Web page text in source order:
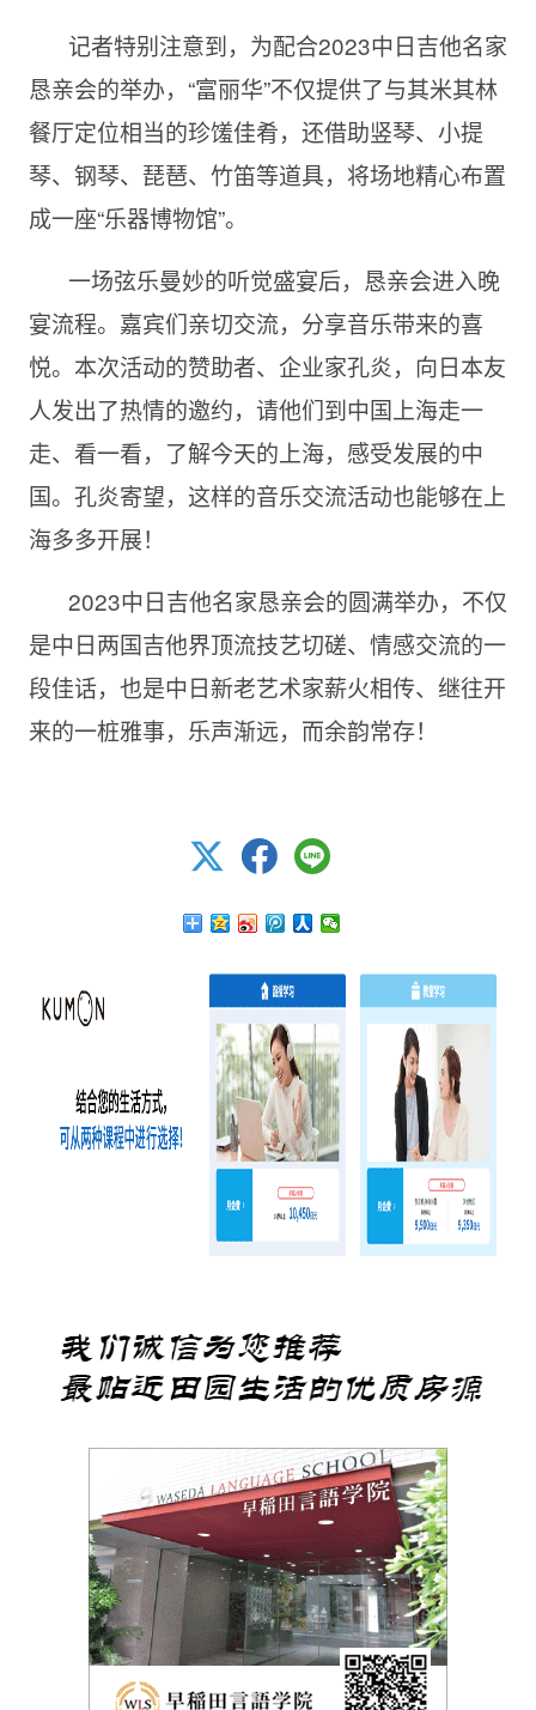
记者特别注意到，为配合2023中日吉他名家
恳亲会的举办，“富丽华”不仅提供了与其米其林
餐厅定位相当的珍馐佳肴，还借助竖琴、小提
琴、钢琴、琵琶、竹笛等道具，将场地精心布置
成一座“乐器博物馆”。
一场弦乐曼妙的听觉盛宴后，恳亲会进入晚
宴流程。嘉宾们亲切交流，分享音乐带来的喜
悦。本次活动的赞助者、企业家孔炎，向日本友
人发出了热情的邀约，请他们到中国上海走一
走、看一看，了解今天的上海，感受发展的中
国。孔炎寄望，这样的音乐交流活动也能够在上
海多多开展！
2023中日吉他名家恳亲会的圆满举办，不仅
是中日两国吉他界顶流技艺切磋、情感交流的一
段佳话，也是中日新老艺术家薪火相传、继往开
来的一桩雅事，乐声渐远，而余韵常存！